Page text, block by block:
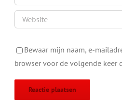
Bewaar mijn naam, e-
browser voor de volgende keer